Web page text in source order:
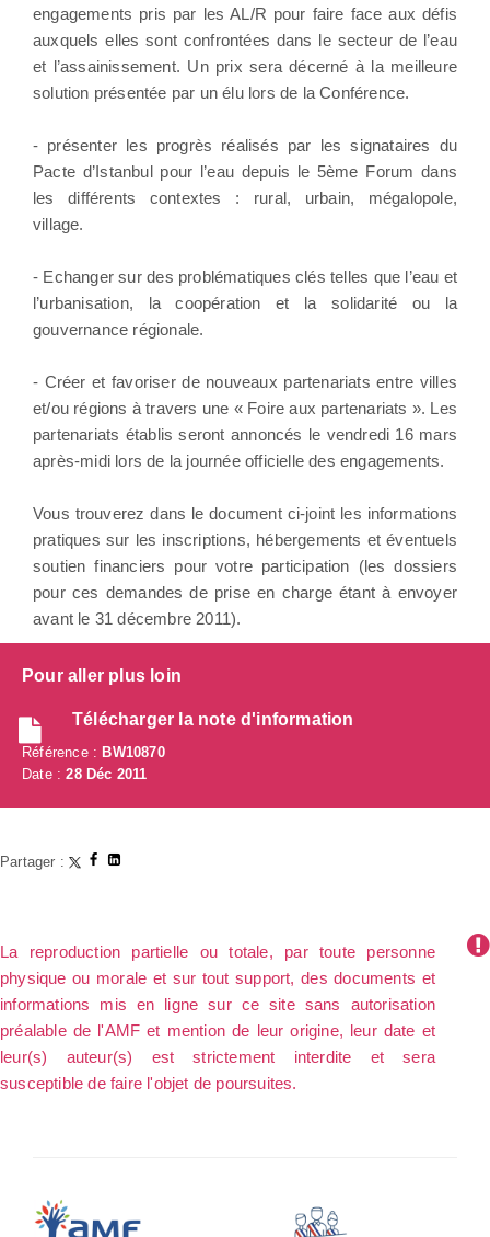
engagements pris par les AL/R pour faire face aux défis
auxquels elles sont confrontées dans le secteur de l’eau
et l’assainissement. Un prix sera décerné à la meilleure
solution présentée par un élu lors de la Conférence.
- présenter les progrès réalisés par les signataires du
Pacte d’Istanbul pour l’eau depuis le 5ème Forum dans
les différents contextes : rural, urbain, mégalopole,
village.
- Echanger sur des problématiques clés telles que l’eau et
l’urbanisation, la coopération et la solidarité ou la
gouvernance régionale.
- Créer et favoriser de nouveaux partenariats entre villes
et/ou régions à travers une « Foire aux partenariats ». Les
partenariats établis seront annoncés le vendredi 16 mars
après-midi lors de la journée officielle des engagements.
Vous trouverez dans le document ci-joint les informations
pratiques sur les inscriptions, hébergements et éventuels
soutien financiers pour votre participation (les dossiers
pour ces demandes de prise en charge étant à envoyer
avant le 31 décembre 2011).
Pour aller plus loin
Télécharger la note d'information
Référence : BW10870
Date :28 Déc 2011
Partager :
La reproduction partielle ou totale, par toute personne
physique ou morale et sur tout support, des documents et
informations mis en ligne sur ce site sans autorisation
préalable de l'AMF et mention de leur origine, leur date et
leur(s) auteur(s) est strictement interdite et sera
susceptible de faire l'objet de poursuites.